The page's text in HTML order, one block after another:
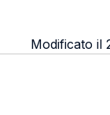
Modificato il